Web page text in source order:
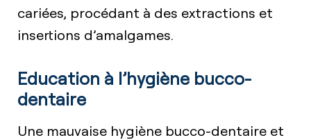
cariées, procédant à des extractions et
insertions d’amalgames.
Education à l’hygiène bucco-
dentaire
Une mauvaise hygiène bucco-dentaire et